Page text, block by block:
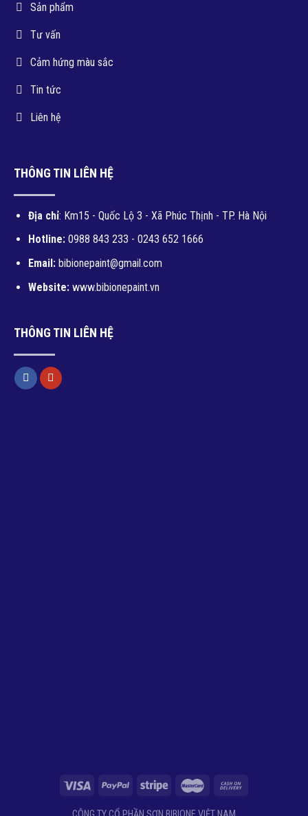
Sản phẩm
Tư vấn
Cảm hứng màu sắc
Tin tức
Liên hệ
THÔNG TIN LIÊN HỆ
Địa chỉ: Km15 - Quốc Lộ 3 - Xã Phúc Thịnh - TP. Hà Nội
Hotline: 0988 843 233 - 0243 652 1666
Email:bibionepaint@gmail.com
Website:www.bibionepaint.vn
THÔNG TIN LIÊN HỆ